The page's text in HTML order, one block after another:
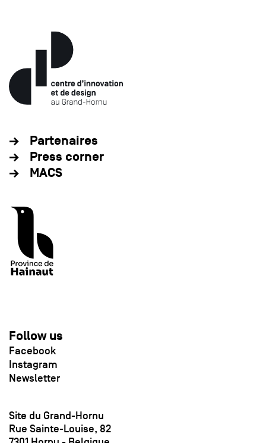
Partenaires
Press corner
MACS
Follow us
Facebook
Instagram
Newsletter
Site du Grand-Hornu
Rue Sainte-Louise, 82